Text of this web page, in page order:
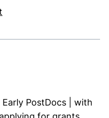
PostDocs | with